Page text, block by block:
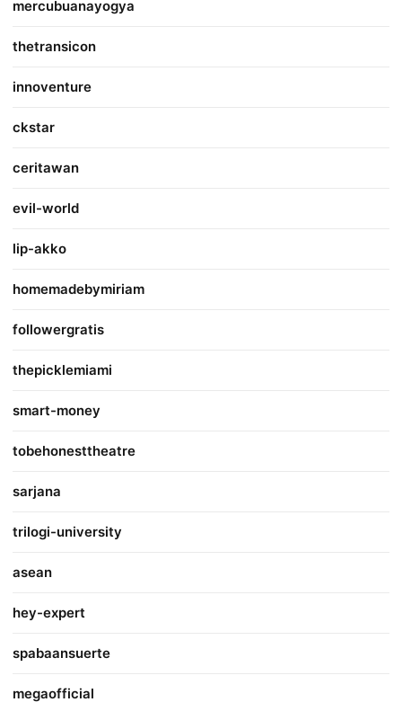
mercubuanayogya
thetransicon
innoventure
ckstar
ceritawan
evil-world
lip-akko
homemadebymiriam
followergratis
thepicklemiami
smart-money
tobehonesttheatre
sarjana
trilogi-university
asean
hey-expert
spabaansuerte
megaofficial